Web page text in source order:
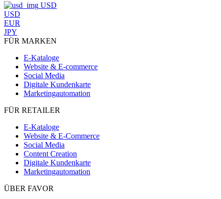
USD
USD
EUR
JPY
FÜR MARKEN
E-Kataloge
Website & E-commerce
Social Media
Digitale Kundenkarte
Marketingautomation
FÜR RETAILER
E-Kataloge
Website & E-Commerce
Social Media
Content Creation
Digitale Kundenkarte
Marketingautomation
ÜBER FAVOR